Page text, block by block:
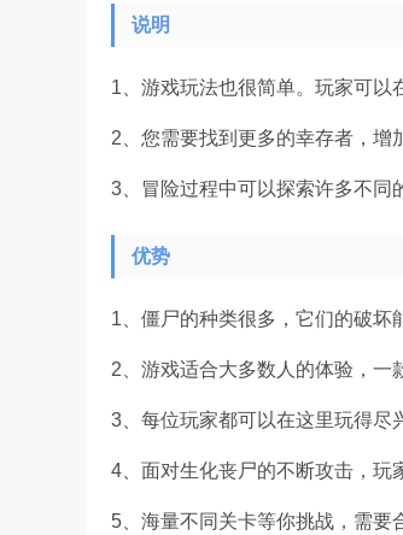
说明
1、游戏玩法也很简单。玩家可以
2、您需要找到更多的幸存者，增
3、冒险过程中可以探索许多不同
优势
1、僵尸的种类很多，它们的破坏
2、游戏适合大多数人的体验，一
3、每位玩家都可以在这里玩得尽
4、面对生化丧尸的不断攻击，玩
5、海量不同关卡等你挑战，需要